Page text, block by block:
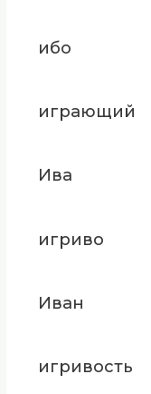
ибо
играющий
Ива
игриво
Иван
игривость